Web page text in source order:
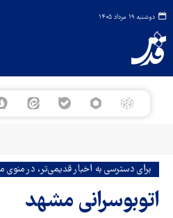
دوشنبه ۱۹ مرداد ۱۴۰۵
برای دسترسی به اخبار قدیمی‌تر، در
اتوبوسرانی مشهد